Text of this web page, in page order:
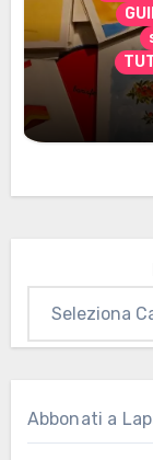
Marzo
Abbonati a